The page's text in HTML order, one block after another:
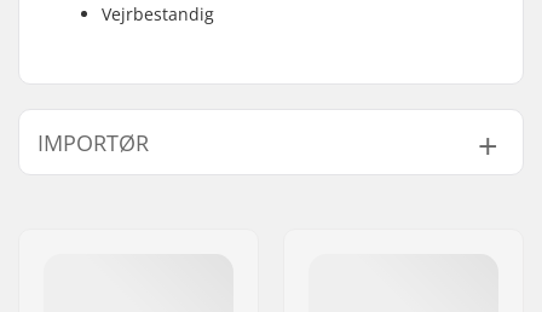
Vejrbestandig
IMPORTØR